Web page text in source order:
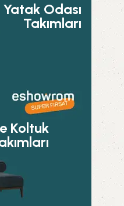
Yatak Odası
Takımları
Koltuk